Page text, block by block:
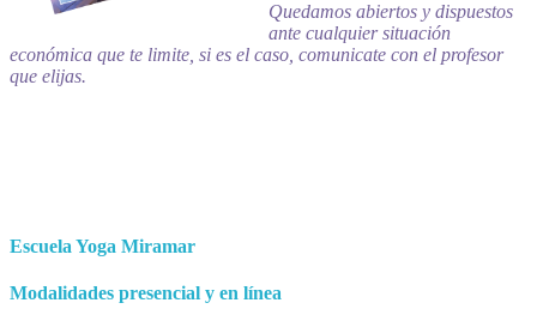
Quedamos abiertos y dispuestos
ante cualquier situación
económica que te limite, si es el caso, comunicate con el profesor
que elijas.
Escuela Yoga Miramar
Modalidades presencial y en línea